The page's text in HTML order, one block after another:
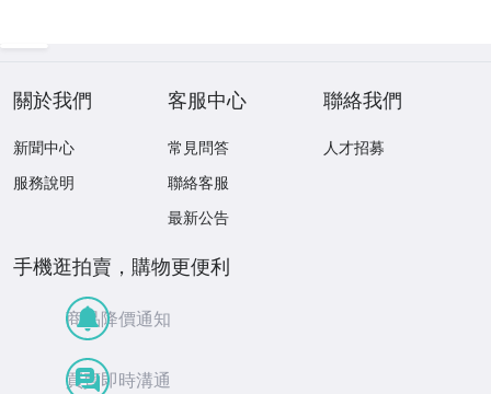
關於我們
新聞中心
服務說明
客服中心
常見問答
聯絡客服
最新公告
聯絡我們
人才招募
手機逛拍賣，購物更便利
商品降價通知
買賣即時溝通